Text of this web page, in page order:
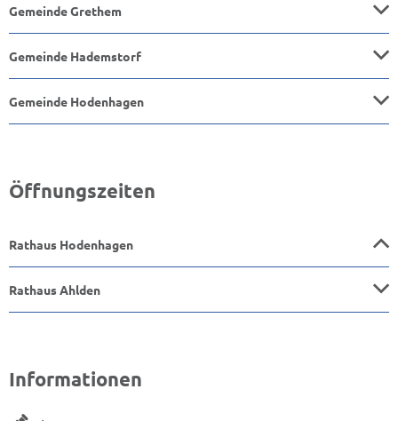
Gemeinde Grethem
Gemeinde Hademstorf
Gemeinde Hodenhagen
Öffnungszeiten
Rathaus Hodenhagen
Rathaus Ahlden
Informationen